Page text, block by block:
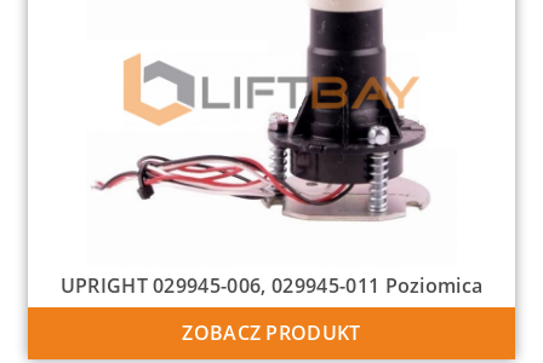
UPRIGHT 029945-006, 029945-011 Poziomica
ZOBACZ PRODUKT